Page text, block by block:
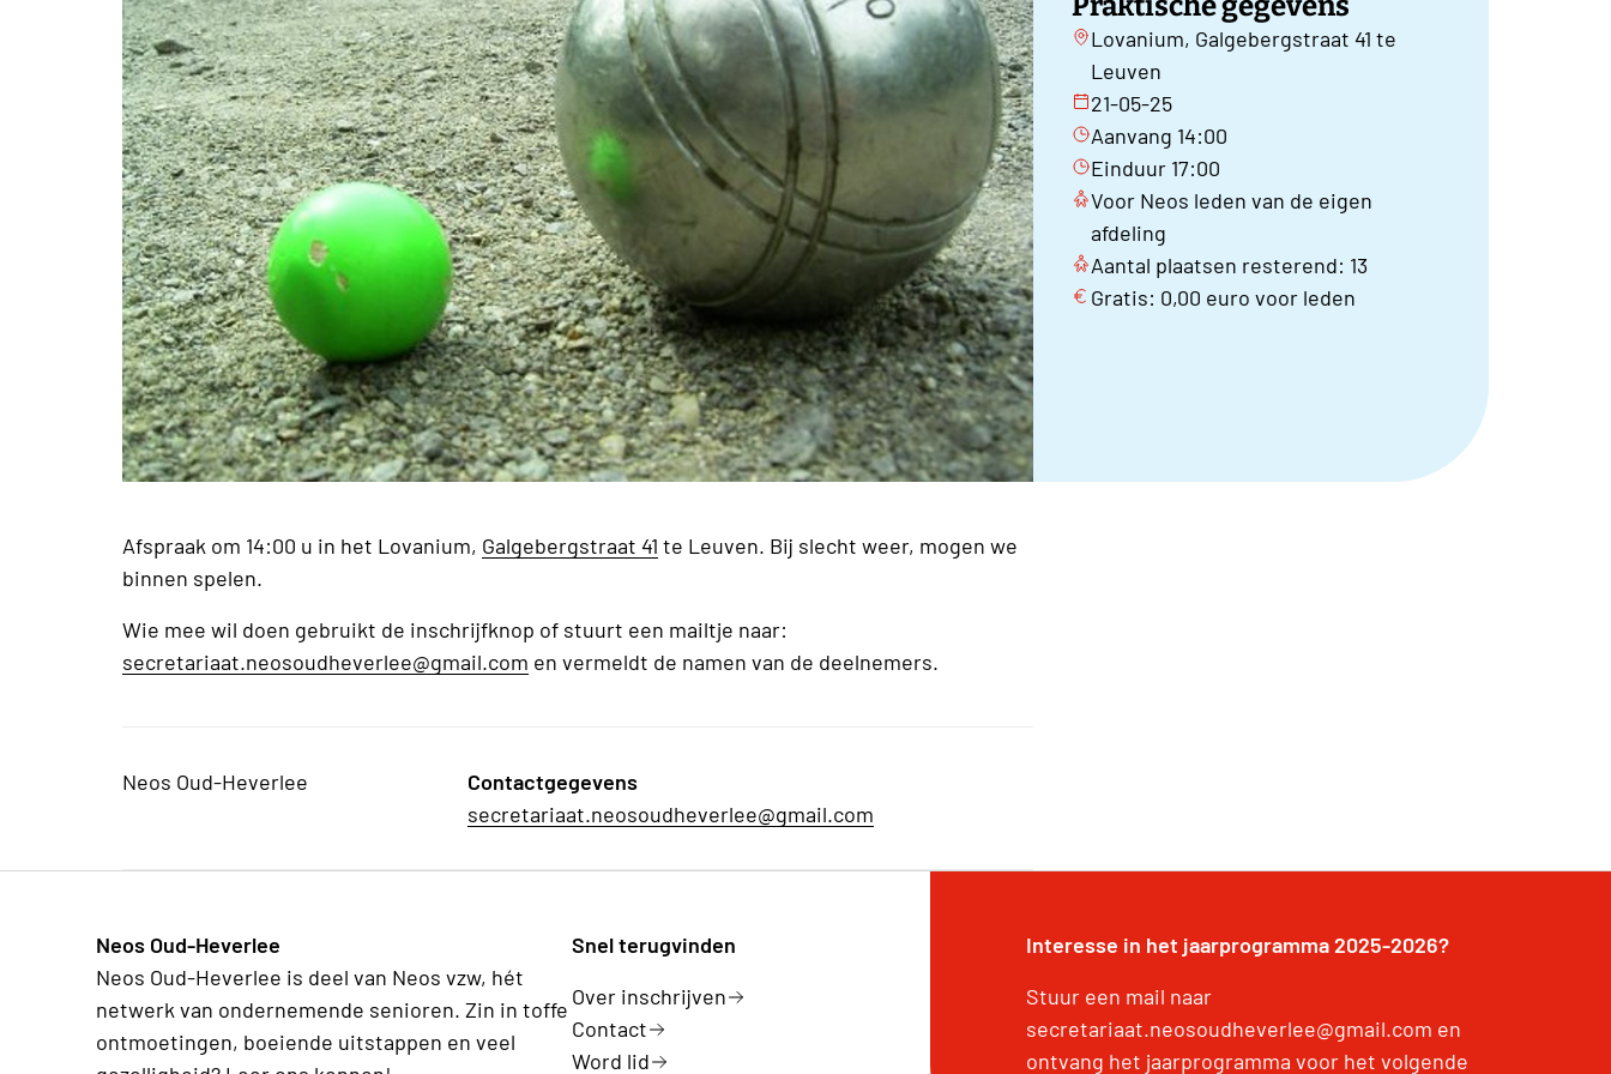
Lovanium, Galgebergstraat 41 te
Leuven
21-05-25
Aanvang 14:00
Einduur 17:00
Voor Neos leden van de eigen
afdeling
Aantal plaatsen resterend: 13
Gratis: 0,00 euro voor leden
Afspraak om 14:00 u in het Lovanium, Galgebergstraat 41 te Leuven. Bij slecht weer, mogen we
binnen spelen.
Wie mee wil doen gebruikt de inschrijfknop of stuurt een mailtje naar:
secretariaat.neosoudheverlee@gmail.com en vermeldt de namen van de deelnemers.
Neos Oud-Heverlee
Contactgegevens
secretariaat.neosoudheverlee@gmail.com
Neos Oud-Heverlee
Neos Oud-Heverlee is deel van Neos vzw, hét
netwerk van ondernemende senioren. Zin in toffe
ontmoetingen, boeiende uitstappen en veel
Snel terugvinden
Over inschrijven
Contact
Word lid
Interesse in het jaarprogramma 2025-2026?
Stuur een mail naar
secretariaat.neosoudheverlee@gmail.com en
ontvang het jaarprogramma voor het volgende